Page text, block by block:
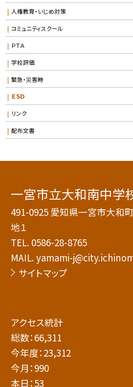
人権教育・いじめ対策
コミュニティスクール
ＰＴＡ
学校評価
緊急・災害時
ＥＳＤ
リンク
配布文書
一宮市立大和南中学
491-0925 愛知県一宮市大和
地１
TEL. 0586-28-8765
MAIL. yamami-
サイトマップ
アクセス統計
総数：66,311
今年度：23,312
今月：990
本日：53